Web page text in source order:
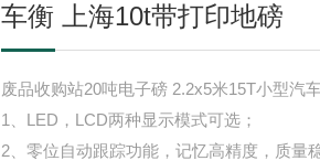
车衡 上海10t带打印地磅
废品收购站20吨电子磅 2.2x5米15T小型汽
1、LED，LCD两种显示模式可选；
2、零位自动跟踪功能，记忆高精度，质量